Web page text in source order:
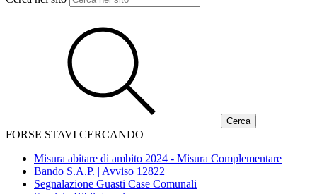
FORSE STAVI CERCANDO
Misura abitare di ambito 2024 - Misura Complementare
Bando S.A.P. | Avviso 12822
Segnalazione Guasti Case Comunali